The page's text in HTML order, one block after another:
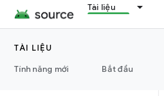
Tài liệu
TÀI LIỆU
Tính năng mới
Bắt đầu